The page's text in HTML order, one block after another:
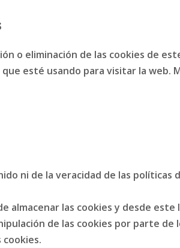
o eliminación de las cookies de
esté usando para visitar la web.
ni de la veracidad de las
almacenar las cookies y desde
de las cookies por parte de